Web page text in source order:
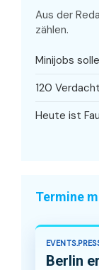
Aus der
zählen.
Minijobs
120
Heute ist
Termine
Berlin